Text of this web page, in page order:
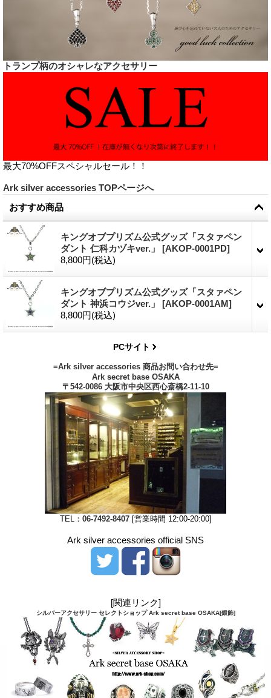
トランプ柄のオシャレなアクセサリー
最大70%OFFスペシャルセール！！
Ark silver accessories TOPページへ
おすすめ商品
キングオブプリズム公式グッズ「スタァペン
ダント 仁科カヅキver.」 [AKOP-0001PD]
8,800円(税込)
キングオブプリズム公式グッズ「スタァペン
ダント 神浜コウジver.」 [AKOP-0001AM]
8,800円(税込)
PCサイト
=Ark silver accessories 商品お問い合わせ先=
Ark secret base OSAKA
〒542-0086 大阪市中央区西心斎橋2-11-10
TEL： 06-7492-8407[営業時間 12:00-20:00]
Ark silver accessories official SNS
[関連リンク]
シルバーアクセサリー セレクトショップ Ark secret base OSAKA[銀飾]